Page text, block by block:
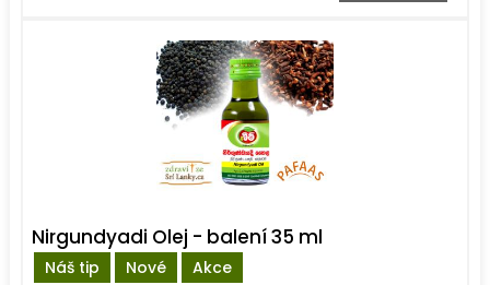
Náš tip Nové Akce
Nirgundyadi Olej - balení 35 ml